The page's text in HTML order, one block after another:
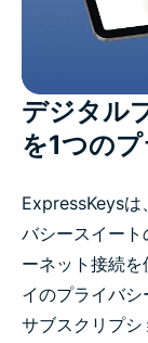
デジタル
を1つの
ExpressKeysは
バシースイー
ーネット接続
イのプライバ
サブスクリプシ